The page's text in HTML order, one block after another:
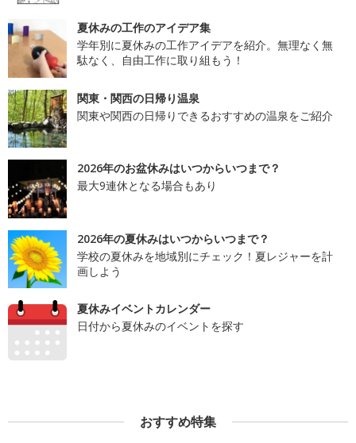
夏休みの工作のアイデア集
学年別に夏休みの工作アイデアを紹介。無理なく無
駄なく、自由工作に取り組もう！
関東・関西の日帰り温泉
関東や関西の日帰りできるおすすめの温泉をご紹介
2026年のお盆休みはいつからいつまで？
最大9連休となる場合もあり
2026年の夏休みはいつからいつまで？
学校の夏休みを地域別にチェック！夏レジャーを計
画しよう
夏休みイベントカレンダー
日付から夏休みのイベントを探す
おすすめ特集